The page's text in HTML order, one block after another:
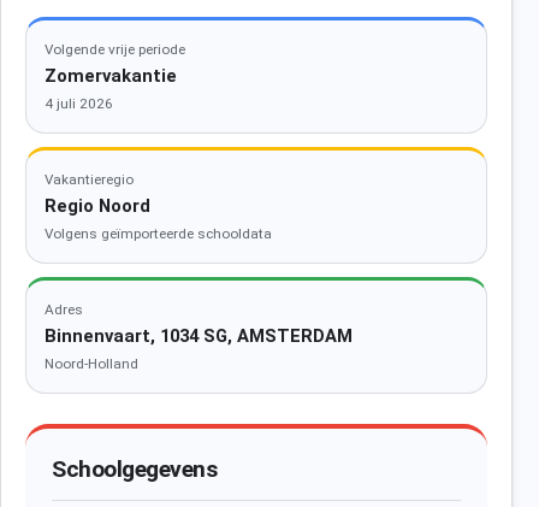
Volgende vrije periode
Zomervakantie
4 juli 2026
Vakantieregio
Regio Noord
Volgens geïmporteerde schooldata
Adres
Binnenvaart, 1034 SG, AMSTERDAM
Noord-Holland
Schoolgegevens